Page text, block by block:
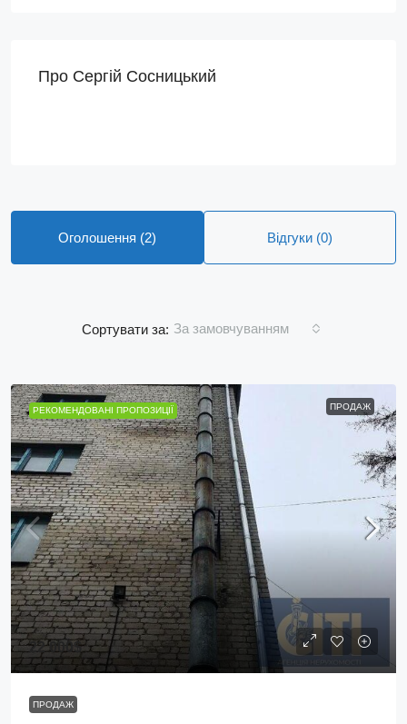
Про Сергій Сосницький
Оголошення (2) Відгуки (0)
Сортувати за: За замовчуванням
РЕКОМЕНДОВАНІ ПРОПОЗИЦІЇ ПРОДАЖ
22 000$
ПРОДАЖ